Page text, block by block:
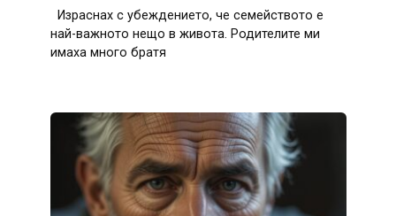
Израснах с убеждението, че семейството е
най-важното нещо в живота. Родителите ми
имаха много братя